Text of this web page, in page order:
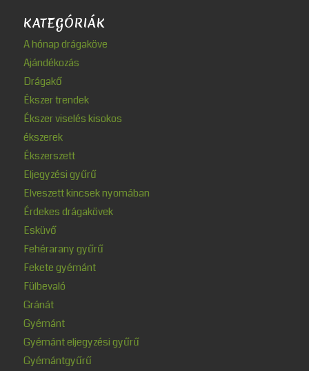
KATEGÓRIÁK
A hónap drágaköve
Ajándékozás
Drágakő
Ékszer trendek
Ékszer viselés kisokos
ékszerek
Ékszerszett
Eljegyzési gyűrű
Elveszett kincsek nyomában
Érdekes drágakövek
Esküvő
Fehérarany gyűrű
Fekete gyémánt
Fülbevaló
Gránát
Gyémánt
Gyémánt eljegyzési gyűrű
Gyémántgyűrű